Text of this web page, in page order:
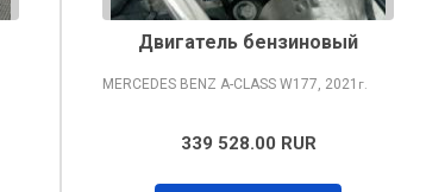
Двигатель бензиновый
MERCEDES BENZ A-CLASS W177, 2021 г.
339 528.00 RUR